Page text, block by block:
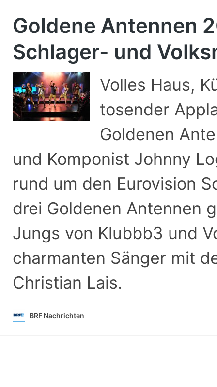
Goldene Antennen
Schlager- und
Volles Haus,
tosender
Goldenen
und Komponist Johnny
rund um den Eurovision
drei Goldenen Antennen
Jungs von Klubbb3 und
charmanten Sänger mit
Christian Lais.
BRF Nachrichten